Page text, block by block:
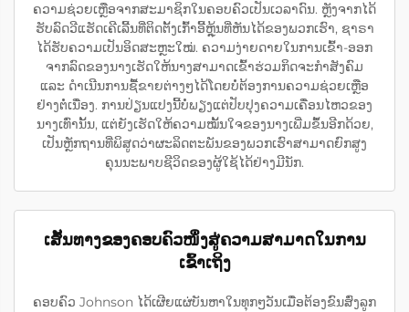
ຄວາມຊ່ວຍເຫຼືອຈາກສະມາຊິກໃນຄອບຄົວເປັນເວລາດົນ. ຫຼັງຈາກໄດ້
ຮັບລົດວີແຮັດເຄີເລີ້ນທີ່ຕິດຕັ້ງເກົ້າອີ້ຫຼຸ້ນທີ່ຫັນໄດ້ຂອງພວກເຮົາ, ຊາຣາ
ໄດ້ຮັບຄວາມເປັນອິດສະຫຼະໃໝ່. ຄວາມງ່າຍດາຍໃນການເຂົ້າ-ອອກ
ຈາກລົດຂອງນາງເຮັດໃຫ້ນາງສາມາດເຂົ້າຮ່ວມກິດຈະກຳສັງຄົມ
ແລະ ດຳເນີນການຊື້ຂາຍຕ່າງໆໄດ້ໂດຍບໍ່ຕ້ອງການຄວາມຊ່ວຍເຫຼືອ
ຢ່າງຕໍ່ເນື່ອງ. ການປ່ຽນແປງນີ້ບໍ່ພຽງແຕ່ປັບປຸງຄວາມເຄື່ອນໄຫວຂອງ
ນາງເທົ່ານັ້ນ, ແຕ່ຍັງເຮັດໃຫ້ຄວາມໝັ້ນໃຈຂອງນາງເພີ່ມຂຶ້ນອີກດ້ວຍ,
ເປັນຫຼັກຖານທີ່ພິສູດວ່າຜະລິດຕະພັນຂອງພວກເຮົາສາມາດຍົກສູງ
ຄຸນນະພາບຊີວິດຂອງຜູ້ໃຊ້ໄດ້ຢ່າງມີນັກ.
ເສັ້ນທາງຂອງຄອບຄົວໜຶ່ງສູ່ຄວາມສາມາດໃນການ
ເຂົ້າເຖິງ
ຄອບຄົວ Johnson ໄດ້ເຜີຍແຜ່ບັນຫາໃນທຸກໆວັນເມື່ອຕ້ອງຂົນສົ່ງລູກ